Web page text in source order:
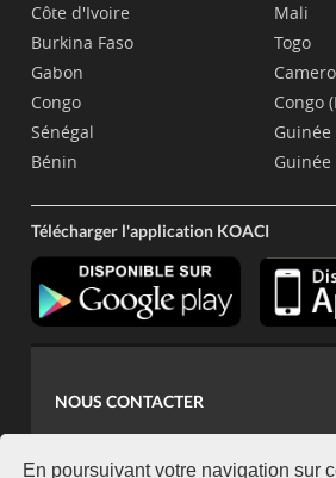
En poursuivant votre navigation sur
Côte d'Ivoire
Burkina Faso
Gabon
Congo
Sénégal
Bénin
Mali
Togo
Congo
Guinée
Télécharger l'application KOACI
NOUS CONTACTER